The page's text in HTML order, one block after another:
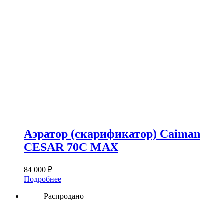
Аэратор (cкарификатор) Caiman
CESAR 70C MAX
84 000 ₽
Подробнее
Распродано